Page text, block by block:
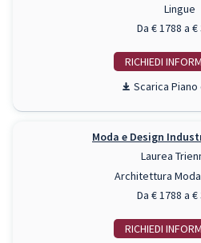
Lingue
Da € 1788 a €
RICHIEDI INFO
Piano
Moda e Design
Laurea
Architettura
Da € 1788 a €
RICHIEDI INFO